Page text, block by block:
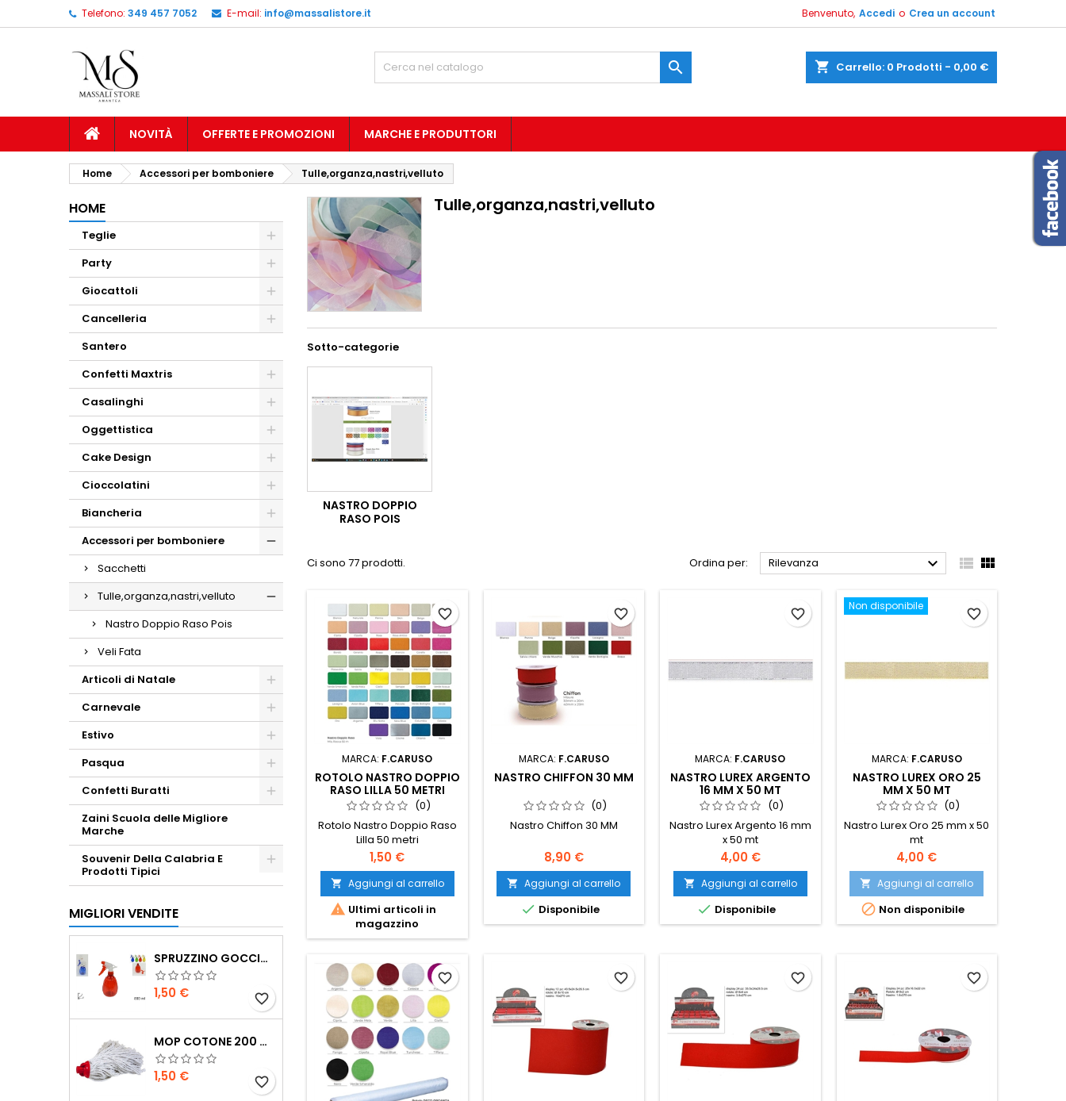
Telefono: 349 457 7052 E-mail: info@massalistore.it Benvenuto, Accedi o Crea un account
shopping_cart Carrello: 0 Prodotti - 0,00 €

NOVITÀ OFFERTE E PROMOZIONI MARCHE E PRODUTTORI
Home Accessori per bomboniere Tulle,organza,nastri,velluto
HOME
Teglie
Party
Giocattoli
Cancelleria
Santero
Confetti Maxtris
Casalinghi
Oggettistica
Cake Design
Cioccolatini
Biancheria
Accessori per bomboniere
Sacchetti
Tulle,organza,nastri,velluto
Nastro Doppio Raso Pois
Veli Fata
Articoli di Natale
Carnevale
Estivo
Pasqua
Confetti Buratti
Zaini Scuola delle Migliore
Marche
Souvenir Della Calabria E
Prodotti Tipici
MIGLIORI VENDITE
SPRUZZINO GOCCIA 55 ML
Prezzo
1,50 € favorite_border
MOP COTONE 200 GR
Prezzo
1,50 € favorite_border
Tulle,organza,nastri,velluto
Sotto-categorie
NASTRO DOPPIO
RASO POIS
Ci sono 77 prodotti. Ordina per: Rilevanza   
MARCA: F.CARUSO
ROTOLO NASTRO DOPPIO
RASO LILLA 50 METRI
(0)
Rotolo Nastro Doppio Raso
Lilla 50 metri
Prezzo
1,50 €
 Aggiungi al carrello
 Ultimi articoli in
magazzino
favorite_border
MARCA: F.CARUSO
NASTRO CHIFFON 30 MM
(0)
Nastro Chiffon 30 MM
Prezzo
8,90 €
 Aggiungi al carrello
 Disponibile
favorite_border
MARCA: F.CARUSO
NASTRO LUREX ARGENTO
16 MM X 50 MT
(0)
Nastro Lurex Argento 16 mm
x 50 mt
Prezzo
4,00 €
 Aggiungi al carrello
 Disponibile
favorite_border
Non disponibile
MARCA: F.CARUSO
NASTRO LUREX ORO 25
MM X 50 MT
(0)
Nastro Lurex Oro 25 mm x 50
mt
Prezzo
4,00 €
 Aggiungi al carrello
 Non disponibile
favorite_border
favorite_border favorite_border favorite_border favorite_border